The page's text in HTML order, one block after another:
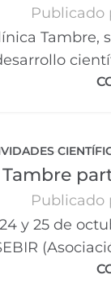
Publicado
Publicado
y 25 de